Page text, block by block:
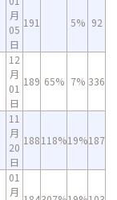
月
05
日
191 5% 92
12
月
01
日
189 65% 7% 336
11
月
20
日
188118%19%187
01
月